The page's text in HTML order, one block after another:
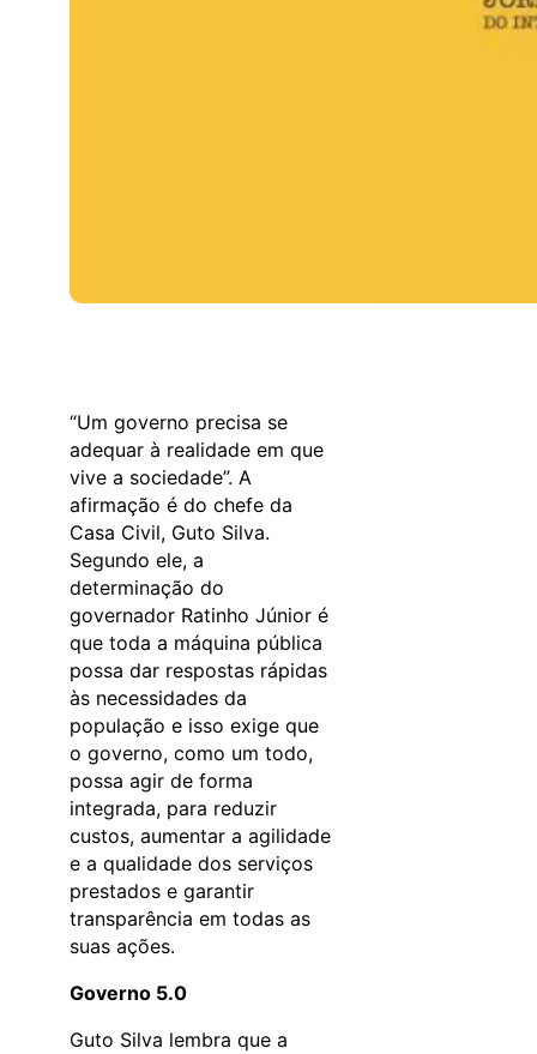
“Um governo precisa se
adequar à realidade em que
vive a sociedade”. A
afirmação é do chefe da
Casa Civil, Guto Silva.
Segundo ele, a
determinação do
governador Ratinho Júnior é
que toda a máquina pública
possa dar respostas rápidas
às necessidades da
população e isso exige que
o governo, como um todo,
possa agir de forma
integrada, para reduzir
custos, aumentar a agilidade
e a qualidade dos serviços
prestados e garantir
transparência em todas as
suas ações.
Governo 5.0
Guto Silva lembra que a